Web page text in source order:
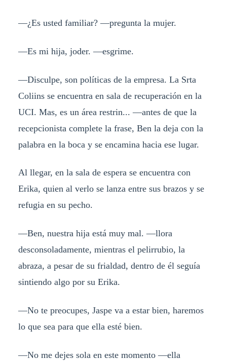
—¿Es usted familiar? —pregunta la mujer.
—Es mi hija, joder. —esgrime.
—Disculpe, son políticas de la empresa. La Srta
Coliins se encuentra en sala de recuperación en la
UCI. Mas, es un área restrin... —antes de que la
recepcionista complete la frase, Ben la deja con la
palabra en la boca y se encamina hacia ese lugar.
Al llegar, en la sala de espera se encuentra con
Erika, quien al verlo se lanza entre sus brazos y se
refugia en su pecho.
—Ben, nuestra hija está muy mal. —llora
desconsoladamente, mientras el pelirrubio, la
abraza, a pesar de su frialdad, dentro de él seguía
sintiendo algo por su Erika.
—No te preocupes, Jaspe va a estar bien, haremos
lo que sea para que ella esté bien.
—No me dejes sola en este momento —ella